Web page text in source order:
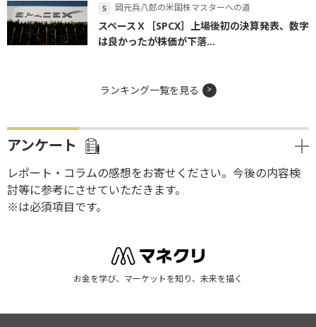
岡元兵八郎の米国株マスターへの道
スペースＸ［SPCX］上場後初の決算発表、数字
は良かったが株価が下落...
ランキング一覧を見る
アンケート
レポート・コラムの感想をお寄せください。今後の内容検
討等に参考にさせていただきます。
※は必須項目です。
お金を学び、マーケットを知り、未来を描く